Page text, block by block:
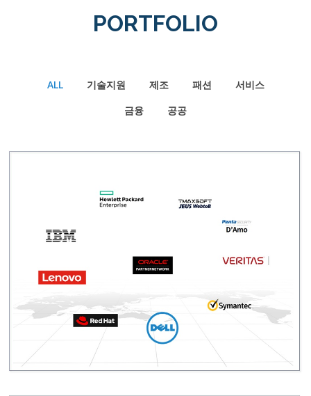
PORTFOLIO
ALL 기술지원 제조 패션
서비스
금융
공공